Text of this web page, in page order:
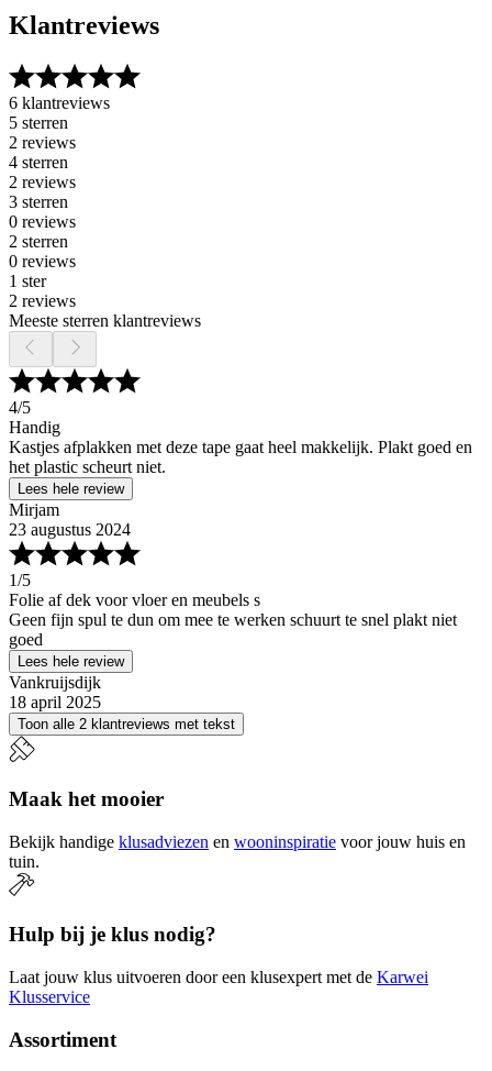
Klantreviews
6 klantreviews
5 sterren
2 reviews
4 sterren
2 reviews
3 sterren
0 reviews
2 sterren
0 reviews
1 ster
2 reviews
Meeste sterren klantreviews
4/5
Handig
Kastjes afplakken met deze tape gaat heel makkelijk. Plakt goed en
het plastic scheurt niet.
Lees hele review
Mirjam
23 augustus 2024
1/5
Folie af dek voor vloer en meubels s
Geen fijn spul te dun om mee te werken schuurt te snel plakt niet
goed
Lees hele review
Vankruijsdijk
18 april 2025
Toon alle 2 klantreviews met tekst
Maak het mooier
Bekijk handige klusadviezen en wooninspiratie voor jouw huis en
tuin.
Hulp bij je klus nodig?
Laat jouw klus uitvoeren door een klusexpert met de Karwei
Klusservice
Assortiment